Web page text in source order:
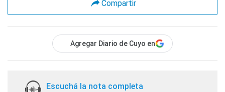
Compartir
Agregar Diario de Cuyo en
Escuchá la nota completa